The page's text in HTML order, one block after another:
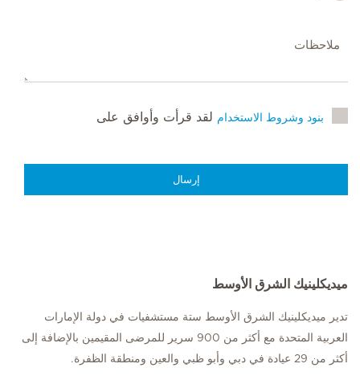
بنود وشروط الاستخدام لقد قرأت وأوافق على
إرسال
ميديكلينيك الشرق الأوسط
تدير ميديكلينيك الشرق الأوسط ستة مستشفيات في دولة الإمارات
العربية المتحدة مع أكثر من 900 سرير للمرضى المقيمين بالإضافة إلى
أكثر من 29 عيادة في دبي وأبو ظبي والعين ومنطقة الظفرة.